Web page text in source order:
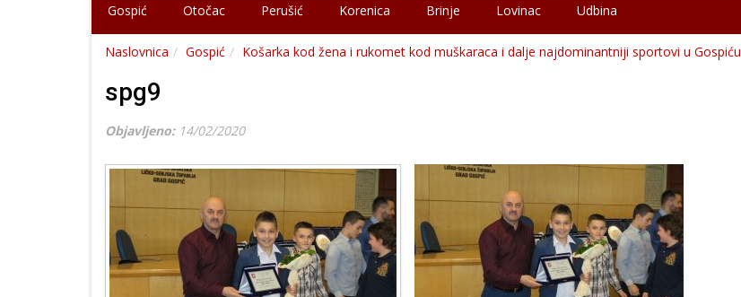
Gospić Otočac Perušić Korenica Brinje Lovinac Udbina
Naslovnica Gospić Košarka kod žena i rukomet kod muškaraca i dalje najdominantniji sportovi u Gospiću
spg9
Objavljeno: 14/02/2020